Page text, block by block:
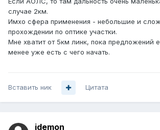
случае 2км.
Имхо сфера применения - небольшие и
прохождении по оптике участки.
Мне хватит от 5км линк, пока предложений
менее уже есть с чего начать.
Вставить ник Цитата
jdemon